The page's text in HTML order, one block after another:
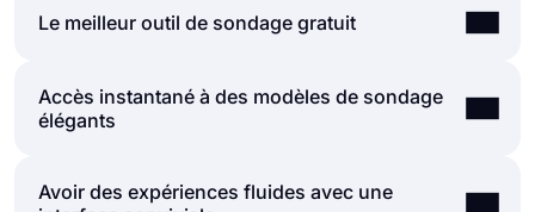
Le meilleur outil de sondage gratuit
Si vous cherchez un moyen rapide et facile de
créer de bons sondages, forms.app est là pour
personnalisation, forms.app offre un moyen
Accès instantané à des modèles de sondage
élégants
La grande bibliothèque de modèles de sondages
Avoir des expériences fluides avec une